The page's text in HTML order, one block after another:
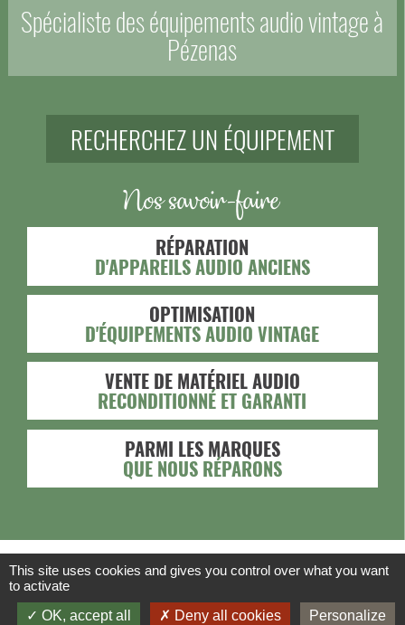
Spécialiste des équipements audio vintage à
Pézenas
RECHERCHEZ UN ÉQUIPEMENT
Nos savoir-faire
RÉPARATION
D'APPAREILS AUDIO ANCIENS
OPTIMISATION
D'ÉQUIPEMENTS AUDIO VINTAGE
VENTE DE MATÉRIEL AUDIO
RECONDITIONNÉ ET GARANTI
PARMI LES MARQUES
QUE NOUS RÉPARONS
This site uses cookies and gives you control over what you want
to activate
OK, accept all
Deny all cookies Personalize